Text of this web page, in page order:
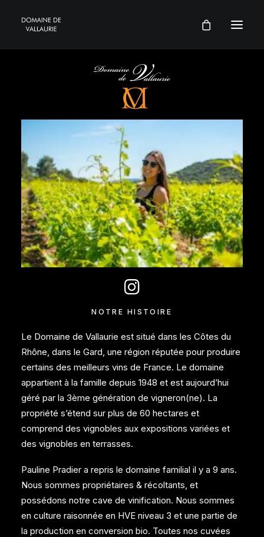
NOTRE HISTOIRE
Le Domaine de Vallaurie est situé dans les Côtes du
Rhône, dans le Gard, une région réputée pour produire
certains des meilleurs vins de France. Le domaine
appartient à la famille depuis 1948 et est aujourd’hui
géré par la 3ème génération de vigneron(ne). La
propriété s’étend sur plus de 60 hectares et
comprend des vignobles aux expositions variées et
des vignobles en terrasses.
Pauline Pradier a repris le domaine familial il y a 9 ans.
Nous sommes propriétaires & récoltants, et
possédons notre cave de vinification. Nous sommes
en culture raisonnée en HVE niveau 3 et une partie de
la production en conversion bio. Toutes nos cuvées